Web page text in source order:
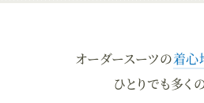
ー ー
オーダースーツの着心
ひとりでも多く